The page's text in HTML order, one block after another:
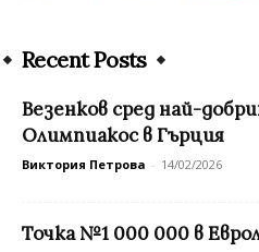
Recent Posts
Везенков сред най-
Олимпиакос в Гърция
Виктория Петрова - 14/02/2026
Точка №1 000 000 в